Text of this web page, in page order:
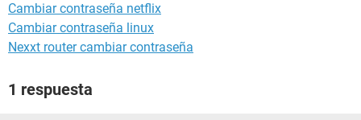
Cambiar contraseña netflix
Cambiar contraseña linux
Nexxt router cambiar contraseña
1 respuesta